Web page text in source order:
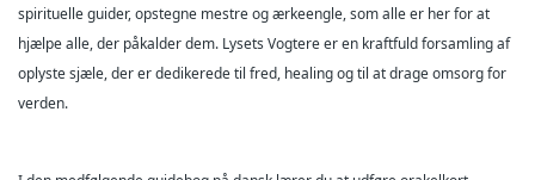
spirituelle guider, opstegne mestre og ærkeengle, som alle er her for at
hjælpe alle, der påkalder dem. Lysets Vogtere er en kraftfuld forsamling af
oplyste sjæle, der er dedikerede til fred, healing og til at drage omsorg for
verden.